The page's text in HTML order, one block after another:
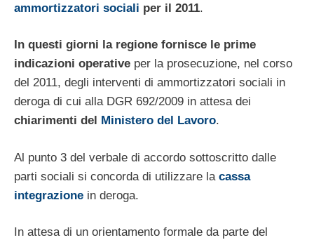
ammortizzatori sociali per il 2011.
In questi giorni la regione fornisce le prime
indicazioni operative per la prosecuzione, nel corso
del 2011, degli interventi di ammortizzatori sociali in
deroga di cui alla DGR 692/2009 in attesa dei
chiarimenti del Ministero del Lavoro.
Al punto 3 del verbale di accordo sottoscritto dalle
parti sociali si concorda di utilizzare la cassa
integrazione in deroga.
In attesa di un orientamento formale da parte del